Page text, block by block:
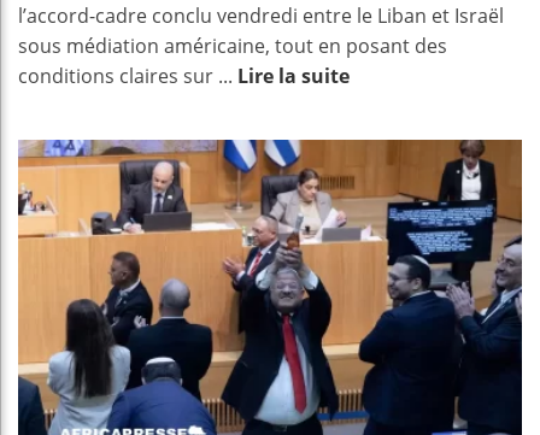
l’accord-cadre conclu vendredi entre le Liban et Israël
sous médiation américaine, tout en posant des
conditions claires sur ... Lire la suite